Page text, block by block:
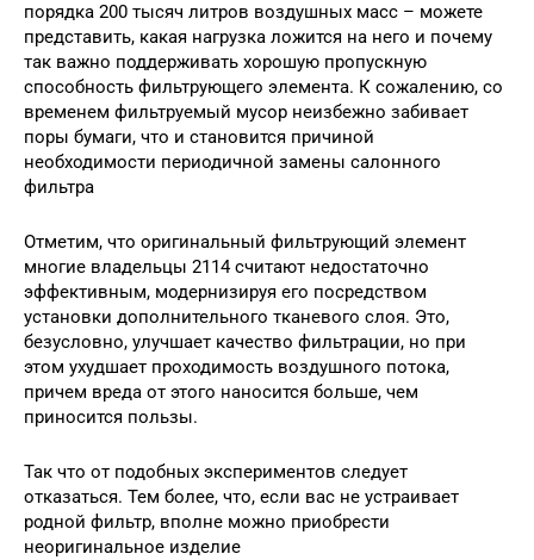
порядка 200 тысяч литров воздушных масс – можете
представить, какая нагрузка ложится на него и почему
так важно поддерживать хорошую пропускную
способность фильтрующего элемента. К сожалению, со
временем фильтруемый мусор неизбежно забивает
поры бумаги, что и становится причиной
необходимости периодичной замены салонного
фильтра
Отметим, что оригинальный фильтрующий элемент
многие владельцы 2114 считают недостаточно
эффективным, модернизируя его посредством
установки дополнительного тканевого слоя. Это,
безусловно, улучшает качество фильтрации, но при
этом ухудшает проходимость воздушного потока,
причем вреда от этого наносится больше, чем
приносится пользы.
Так что от подобных экспериментов следует
отказаться. Тем более, что, если вас не устраивает
родной фильтр, вполне можно приобрести
неоригинальное изделие